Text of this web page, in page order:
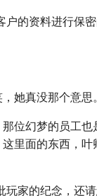
户的资料进行保
她真没那个意思。
位幻梦的员工也
里面的东西，叶
玩家的纪念，还